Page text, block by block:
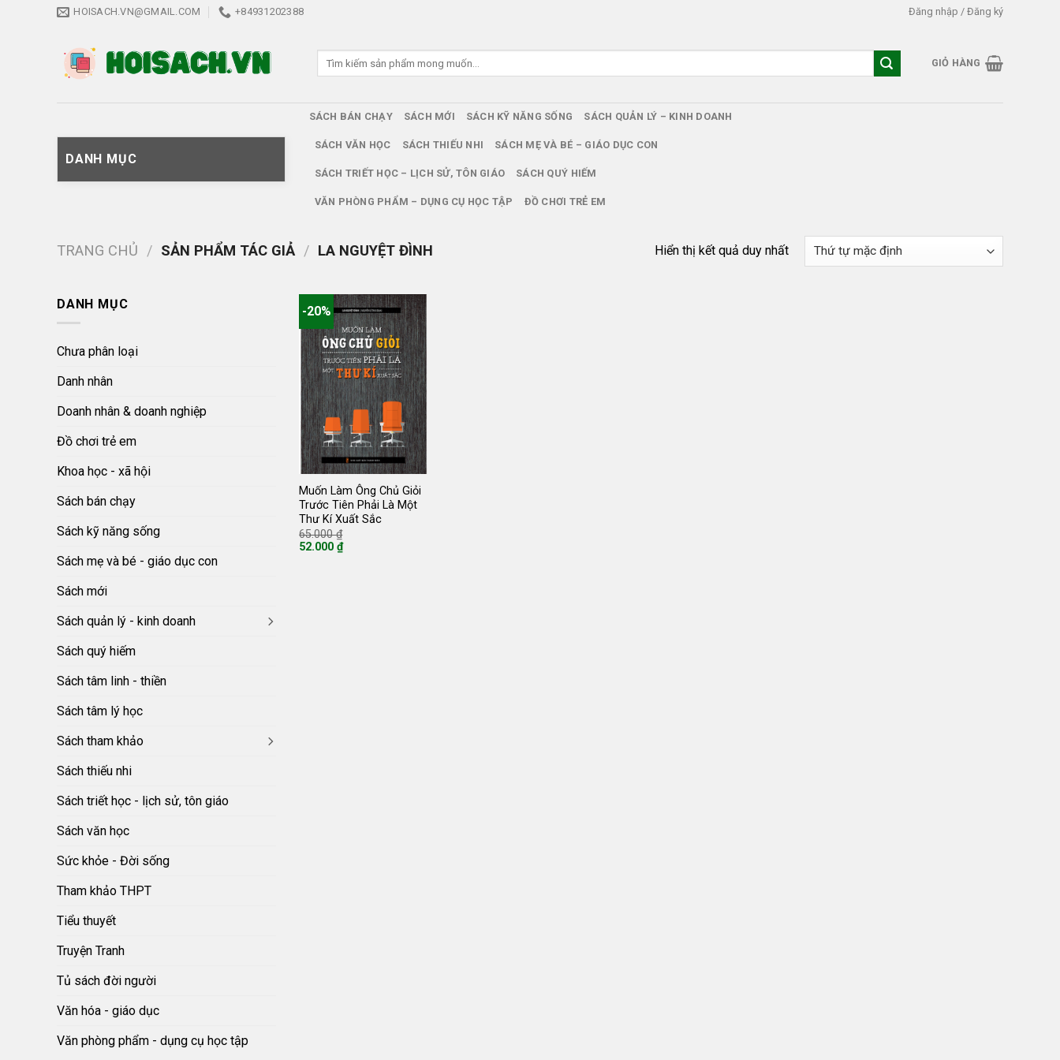
HOISACH.VN@GMAIL.COM +84931202388 Đăng nhập / Đăng ký
GIỎ HÀNG
DANH MỤC
SÁCH BÁN CHẠY SÁCH MỚI SÁCH KỸ NĂNG SỐNG SÁCH QUẢN LÝ – KINH DOANH
SÁCH VĂN HỌC SÁCH THIẾU NHI SÁCH MẸ VÀ BÉ – GIÁO DỤC CON
SÁCH TRIẾT HỌC – LỊCH SỬ, TÔN GIÁO SÁCH QUÝ HIẾM
VĂN PHÒNG PHẨM – DỤNG CỤ HỌC TẬP ĐỒ CHƠI TRẺ EM
TRANG CHỦ / SẢN PHẨM TÁC GIẢ / LA NGUYỆT ĐÌNH Hiển thị kết quả duy nhất
DANH MỤC
Chưa phân loại
Danh nhân
Doanh nhân & doanh nghiệp
Đồ chơi trẻ em
Khoa học - xã hội
Sách bán chạy
Sách kỹ năng sống
Sách mẹ và bé - giáo dục con
Sách mới
Sách quản lý - kinh doanh
Sách quý hiếm
Sách tâm linh - thiền
Sách tâm lý học
Sách tham khảo
Sách thiếu nhi
Sách triết học - lịch sử, tôn giáo
Sách văn học
Sức khỏe - Đời sống
Tham khảo THPT
Tiểu thuyết
Truyện Tranh
Tủ sách đời người
Văn hóa - giáo dục
Văn phòng phẩm - dụng cụ học tập
-20%
Muốn Làm Ông Chủ Giỏi
Trước Tiên Phải Là Một
Thư Kí Xuất Sắc
65.000₫
52.000₫